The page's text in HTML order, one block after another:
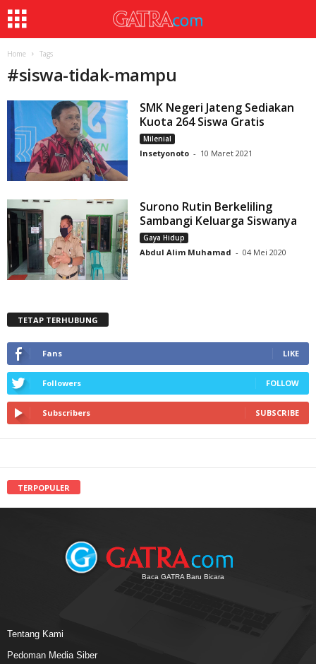
Home Tags
#siswa-tidak-mampu
SMK Negeri Jateng Sediakan
Kuota 264 Siswa Gratis
Milenial
Insetyonoto - 10 Maret 2021
Surono Rutin Berkeliling
Sambangi Keluarga Siswanya
Gaya Hidup
Abdul Alim Muhamad - 04 Mei 2020
TETAP TERHUBUNG
Fans LIKE
Followers FOLLOW
Subscribers SUBSCRIBE
TERPOPULER
Baca GATRA Baru Bicara
Tentang Kami
Pedoman Media Siber